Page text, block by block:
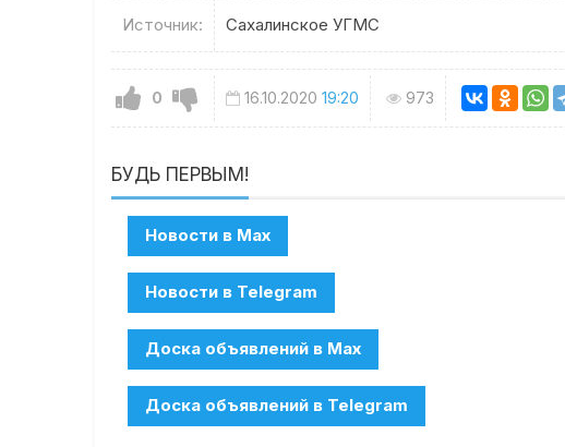
Источник: Сахалинское УГМС
0 16.10.2020 19:20 973
БУДЬ ПЕРВЫМ!